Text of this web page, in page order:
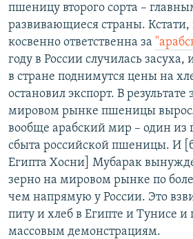
пшеницу второго сорта –
развивающиеся страны. Кстати,
косвенно ответственна за
году в России случилась засуха,
в стране поднимутся цены на
остановил экспорт. В результате
мировом рынке пшеницы
вообще арабский мир – один из
сбыта российской пшеницы. И
Египта Хосни] Мубарак
зерно на мировом рынке по
чем напрямую у России. Это
питу и хлеб в Египте и Тунисе и
массовым демонстрациям.